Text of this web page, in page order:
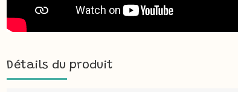
Détails du produit